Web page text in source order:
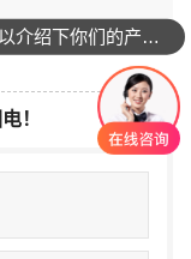
！
你们是怎么收费的呢